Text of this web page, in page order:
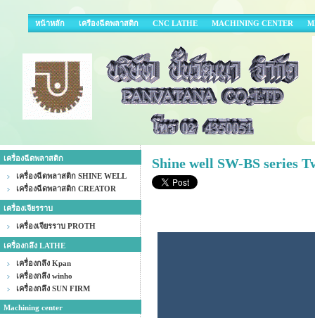
หน้าหลัก เครืองฉีดพลาสติก CNC LATHE MACHINING CENTER
เครื่องฉีดพลาสติก
เครื่องฉีดพลาสติก SHINE WELL
เครื่องฉีดพลาสติก CREATOR
เครื่องเจียรราบ
เครื่องเจียรราบ PROTH
เครื่องกลึง LATHE
เครื่องกลึง Kpan
เครื่องกลึง winho
เครื่องกลึง SUN FIRM
Machining center
Shine well SW-BS series